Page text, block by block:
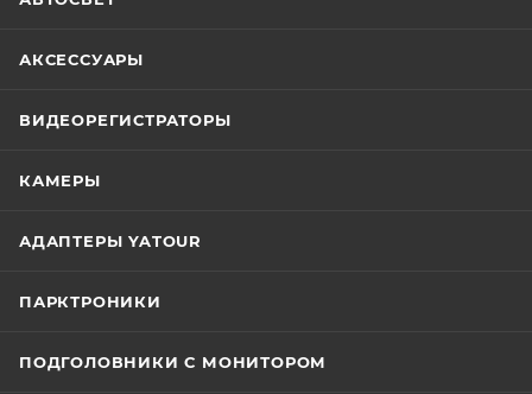
АКСЕССУАРЫ
ВИДЕОРЕГИСТРАТОРЫ
КАМЕРЫ
АДАПТЕРЫ YATOUR
ПАРКТРОНИКИ
ПОДГОЛОВНИКИ С МОНИТОРОМ